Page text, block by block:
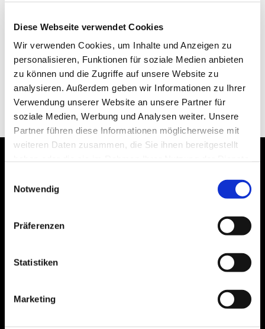
Diese Webseite verwendet Cookies
Wir verwenden Cookies, um Inhalte und Anzeigen zu
personalisieren, Funktionen für soziale Medien anbieten
zu können und die Zugriffe auf unsere Website zu
analysieren. Außerdem geben wir Informationen zu Ihrer
Verwendung unserer Website an unsere Partner für
soziale Medien, Werbung und Analysen weiter. Unsere
Partner führen diese Informationen möglicherweise mit
weiteren Daten zusammen, die Sie ihnen bereitgestellt
Notwendig
Präferenzen
Statistiken
Marketing
99089 Erfurt, Thüringen